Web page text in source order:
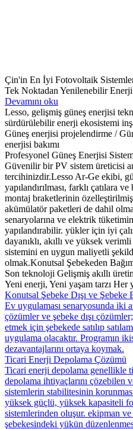
Çin'in En İyi Fotovoltaik
Tek Noktadan Yenilenebilir Enerji
Devamını oku
Lesso, gelişmiş güneş enerjisi
sürdürülebilir enerji ekosistemi
Güneş enerjisi projelendirme /
enerjisi bakımı
Profesyonel Güneş Enerjisi
Güvenilir bir PV sistem üreticisi
tercihinizdir.Lesso Ar-Ge ekibi,
yapılandırılması, farklı çatılara
montaj braketlerinin
akümülatör paketleri de dahil
senaryolarına ve elektrik
yapılandırabilir. yükler için iyi
dayanıklı, akıllı ve yüksek
sistemini en uygun maliyetli
olmak.Konutsal Şebekeden
Son teknoloji Gelişmiş akıllı
Yeni enerji, Yeni yaşam tarzı Her
Konutsal Şebeke Dışı ve Şebeke
Ev uygulaması senaryosunda iki
çözümler ve şebeke dışı
etmek için şebekede satılıp
uygulama olacaktır. Programın
dezavantajlarını ortaya koymak.
Ticari Enerji Depolama Çözümü
Ticari enerji depolama genellikle
depolama ihtiyaçlarını çözebilen
sistemlerin stabilitesinin
yüksek güçlü, yüksek kapasiteli
sistemlerinden oluşur. ekipman
şebekesindeki yükün